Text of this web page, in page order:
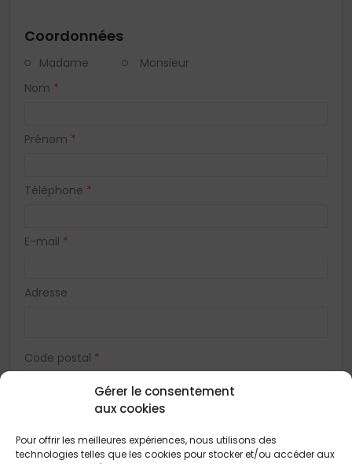
Gérer le consentement
aux cookies
Pour offrir les meilleures expériences, nous utilisons des
technologies telles que les cookies pour stocker et/ou accéder aux
Coordonnées
Madame
Monsieur
Nom *
Prénom *
Téléphone *
E-mail *
Adresse
Code postal *